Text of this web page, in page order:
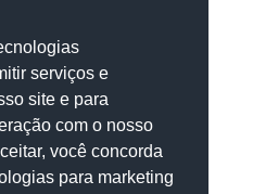
serviços e
site e para
com o nosso
você concorda
para marketing